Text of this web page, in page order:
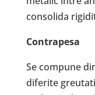
consolida
Contrapesa
Se compune
diferite